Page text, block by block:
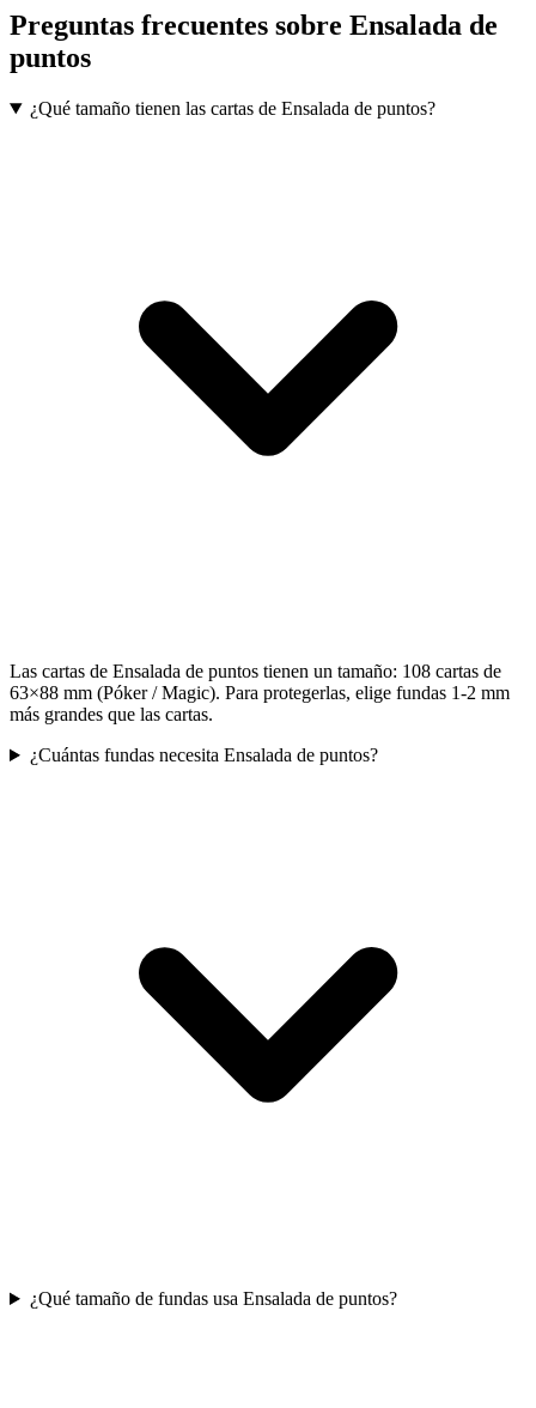
Preguntas frecuentes sobre Ensalada de
puntos
¿Qué tamaño tienen las cartas de Ensalada de puntos?
Las cartas de Ensalada de puntos tienen un tamaño: 108 cartas de
63×88 mm (Póker / Magic). Para protegerlas, elige fundas 1-2 mm
más grandes que las cartas.
¿Cuántas fundas necesita Ensalada de puntos?
¿Qué tamaño de fundas usa Ensalada de puntos?